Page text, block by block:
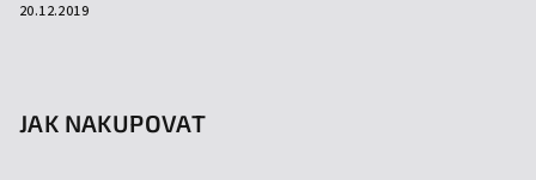
20.12.2019
JAK NAKUPOVAT